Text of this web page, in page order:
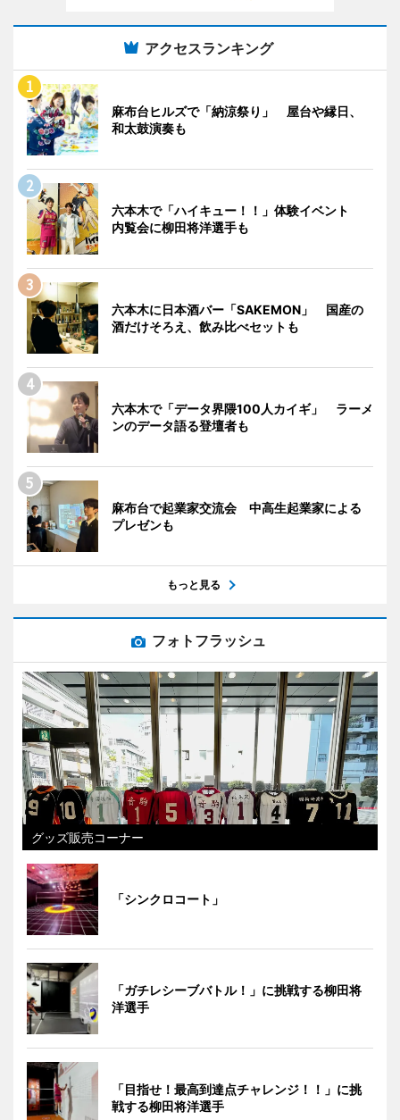
アクセスランキング
麻布台ヒルズで「納涼祭り」 屋台や縁日、
和太鼓演奏も
六本木で「ハイキュー！！」体験イベント
内覧会に柳田将洋選手も
六本木に日本酒バー「SAKEMON」 国産の
酒だけそろえ、飲み比べセットも
六本木で「データ界隈100人カイギ」 ラーメ
ンのデータ語る登壇者も
麻布台で起業家交流会 中高生起業家による
プレゼンも
もっと見る
フォトフラッシュ
グッズ販売コーナー
「シンクロコート」
「ガチレシーブバトル！」に挑戦する柳田将
洋選手
「目指せ！最高到達点チャレンジ！！」に挑
戦する柳田将洋選手